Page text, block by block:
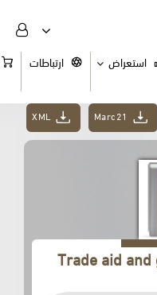
ارتباطات السلة
Marc21
Trade